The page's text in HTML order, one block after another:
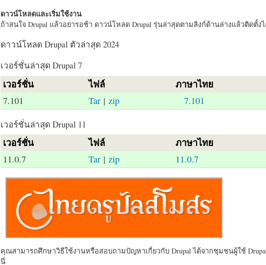
ดาวน์โหลดและเริ่มใช้งาน
ถ้าสนใจ Drupal แล้วอย่ารอช้า ดาวน์โหลด Drupal รุ่นล่าสุดตามลิงก์ด้านล่างแล้วติดตั้ง
ดาวน์โหลด Drupal ตัวล่าสุด 2024
เวอร์ชั่นล่าสุด Drupal 7
เวอร์ชั่น ไฟล์ ภาษาไทย
7.101 Tar| zip 7.101
เวอร์ชั่นล่าสุด Drupal 11
เวอร์ชั่น ไฟล์ ภาษาไทย
11.0.7 Tar| zip 11.0.7
คุณสามารถศึกษาวิธีใช้งานหรือสอบถามปัญหาเกี่ยวกับ Drupal ได้จากชุมชนผู้ใช้
นี่